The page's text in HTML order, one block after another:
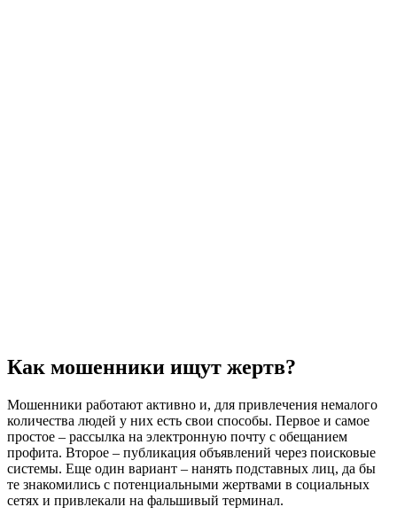
Как мошенники ищут жертв?
Мошенники работают активно и, для привлечения немалого
количества людей у них есть свои способы. Первое и самое
простое – рассылка на электронную почту с обещанием
профита. Второе – публикация объявлений через поисковые
системы. Еще один вариант – нанять подставных лиц, да бы
те знакомились с потенциальными жертвами в социальных
сетях и привлекали на фальшивый терминал.